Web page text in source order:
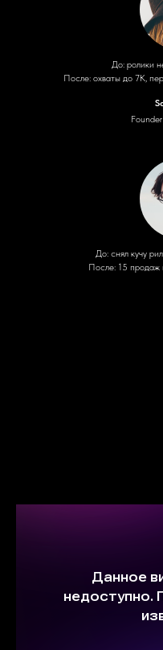
До: ролики
После: охваты до 7K,
До: снял кучу
После: 15 продаж